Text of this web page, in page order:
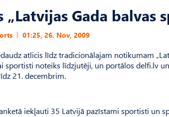
„Latvijas Gada
01:25, 26. Nov, 2009
atlicis līdz tradicionālajam notikumam
sportisti noteiks līdzjutēji, un portālos delfi.lv
21. decembrim.
iekļauti 35 Latvijā pazīstami sportisti un